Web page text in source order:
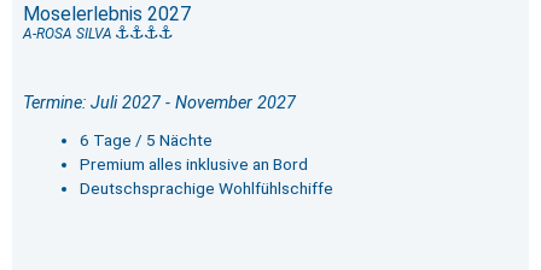
Moselerlebnis 2027
A-ROSA SILVA
Termine: Juli 2027 - November 2027
6 Tage / 5 Nächte
Premium alles inklusive an Bord
Deutschsprachige Wohlfühlschiffe